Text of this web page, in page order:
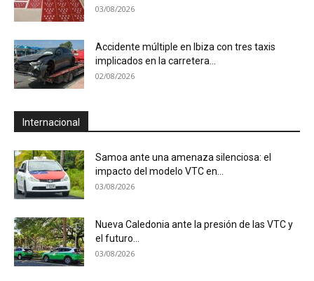
03/08/2026
Accidente múltiple en Ibiza con tres taxis
implicados en la carretera...
02/08/2026
Internacional
Samoa ante una amenaza silenciosa: el
impacto del modelo VTC en...
03/08/2026
Nueva Caledonia ante la presión de las VTC y
el futuro...
03/08/2026